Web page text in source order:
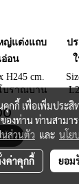
ญ่แต่งแถบ
อน
H245 cm.
บราณบาน
เล็กน้อย
ดเหล็กบน
น้าบาน
ค้า
ป
หน
ส
เห
คุกกี้ เพื่อเพิ่มปร
ของท่าน ท่านสามา
นส่วนตัว และ นโย
ค่าคุกกี้ ยอม